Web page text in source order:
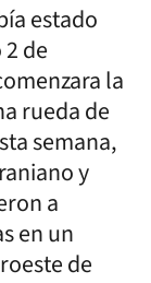
estado
de
la
rueda de
semana,
y
a
en un
de